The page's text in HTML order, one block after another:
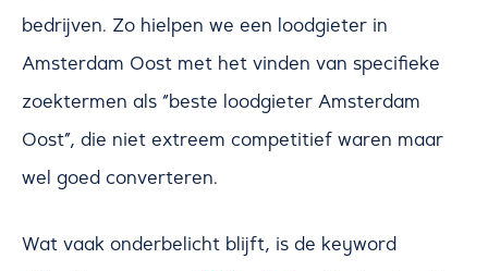
bedrijven. Zo hielpen we een loodgieter in
Amsterdam Oost met het vinden van specifieke
zoektermen als “beste loodgieter Amsterdam
Oost”, die niet extreem competitief waren maar
wel goed converteren.
Wat vaak onderbelicht blijft, is de keyword